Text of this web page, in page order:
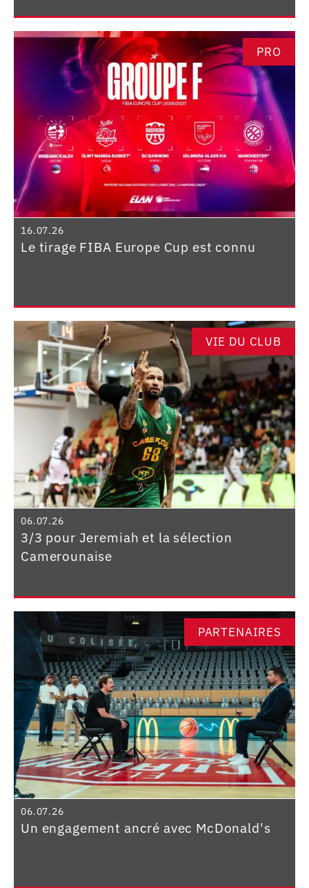
PRO
16.07.26
Le tirage FIBA Europe Cup est connu
VIE DU CLUB
06.07.26
3/3 pour Jeremiah et la sélection
Camerounaise
PARTENAIRES
06.07.26
Un engagement ancré avec McDonald's